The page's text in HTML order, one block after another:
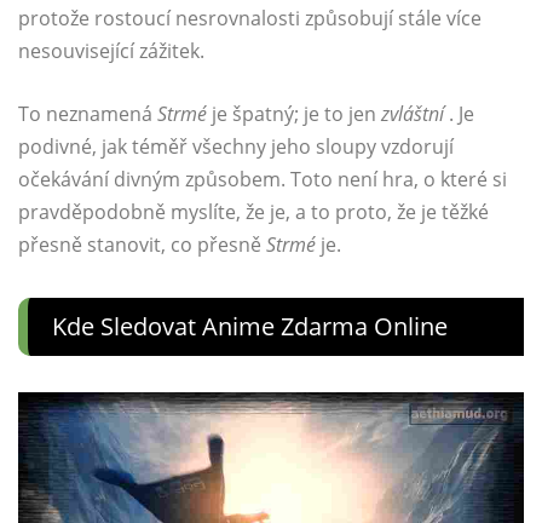
protože rostoucí nesrovnalosti způsobují stále více
nesouvisející zážitek.
To neznamená Strmé je špatný; je to jen zvláštní. Je
podivné, jak téměř všechny jeho sloupy vzdorují
očekávání divným způsobem. Toto není hra, o které si
pravděpodobně myslíte, že je, a to proto, že je těžké
přesně stanovit, co přesně Strmé je.
Kde Sledovat Anime Zdarma Online